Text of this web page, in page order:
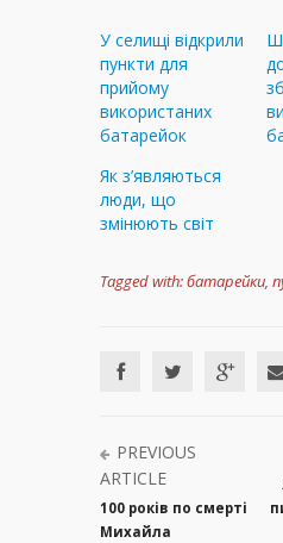
У селищі відкрили
пункти для
прийому
використаних
батарейок
Як з’являються
люди, що
змінюють світ
Tagged with:батарейки,
PREVIOUS
ARTICLE
100 років по смерті
Михайла